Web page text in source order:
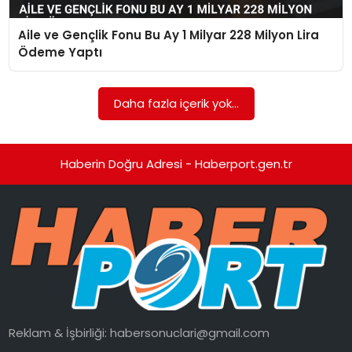
SPOR
TEKNOLOJI
EKONOMI
Aile ve Gençlik Fonu Bu Ay 1 Milyar 228 Milyon Lira
Ödeme Yaptı
Daha fazla içerik yok...
Haberin Doğru Adresi - Haberport.gen.tr
Reklam & İşbirliği:habersonuclari@gmail.com